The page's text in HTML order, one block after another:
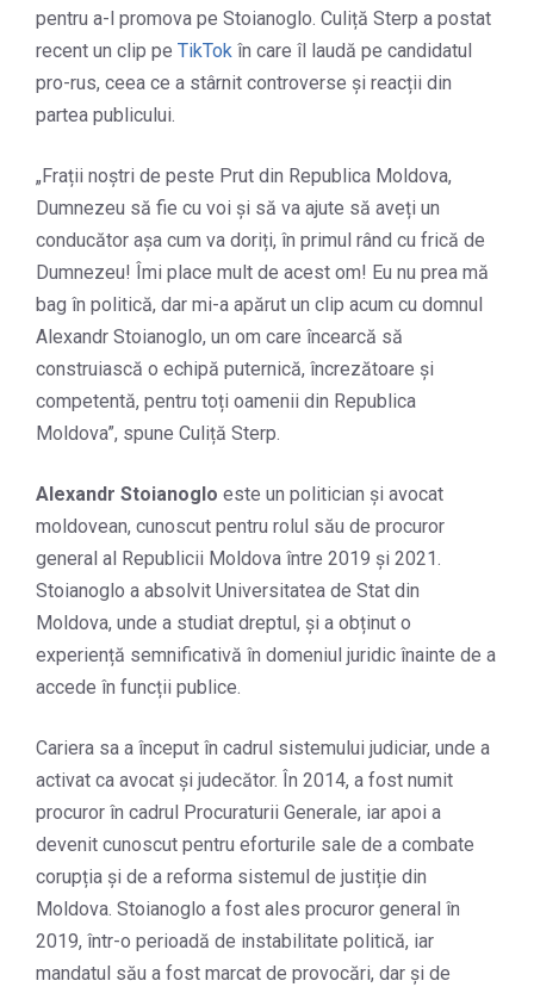
pentru a-l promova pe Stoianoglo. Culiță Sterp a postat
recent un clip pe TikTok în care îl laudă pe candidatul
pro-rus, ceea ce a stârnit controverse și reacții din
partea publicului.
„Frații noștri de peste Prut din Republica Moldova,
Dumnezeu să fie cu voi și să va ajute să aveți un
conducător așa cum va doriți, în primul rând cu frică de
Dumnezeu! Îmi place mult de acest om! Eu nu prea mă
bag în politică, dar mi-a apărut un clip acum cu domnul
Alexandr Stoianoglo, un om care încearcă să
construiască o echipă puternică, încrezătoare și
competentă, pentru toți oamenii din Republica
Moldova”, spune Culiță Sterp.
Alexandr Stoianoglo este un politician și avocat
moldovean, cunoscut pentru rolul său de procuror
general al Republicii Moldova între 2019 și 2021.
Stoianoglo a absolvit Universitatea de Stat din
Moldova, unde a studiat dreptul, și a obținut o
experiență semnificativă în domeniul juridic înainte de a
accede în funcții publice.
Cariera sa a început în cadrul sistemului judiciar, unde a
activat ca avocat și judecător. În 2014, a fost numit
procuror în cadrul Procuraturii Generale, iar apoi a
devenit cunoscut pentru eforturile sale de a combate
corupția și de a reforma sistemul de justiție din
Moldova. Stoianoglo a fost ales procuror general în
2019, într-o perioadă de instabilitate politică, iar
mandatul său a fost marcat de provocări, dar și de